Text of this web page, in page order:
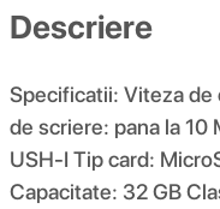
Descriere
Specificatii: Viteza de
de scriere: pana la 10
USH-I Tip card:
Capacitate: 32 GB